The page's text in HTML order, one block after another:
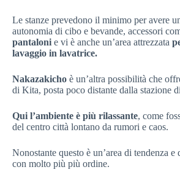
Le stanze prevedono il minimo per avere
autonomia di cibo e bevande, accessori
pantaloni e vi è anche un’area attrezzata
lavaggio in lavatrice.
Nakazakicho è un’altra possibilità che
di Kita, posta poco distante dalla stazione
Qui l’ambiente è più rilassante, come
del centro città lontano da rumori e caos.
Nonostante questo è un’area di tendenza e
con molto più più ordine.